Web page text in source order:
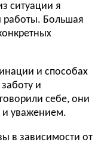
ситуации я
работы. Большая
и способах
и
себе, они
уважением.
в зависимости от